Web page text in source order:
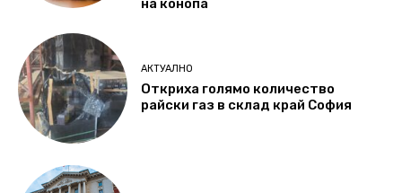
на конопа
АКТУАЛНО
Откриха голямо количество
райски газ в склад край София